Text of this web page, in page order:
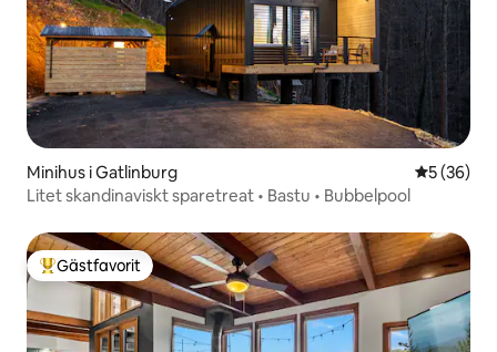
Minihus i Gatlinburg 5 av 5 i
5 (36)
Litet skandinaviskt sparetreat • Bastu • Bubbelpool
Populär gästfavorit
Gästfavorit